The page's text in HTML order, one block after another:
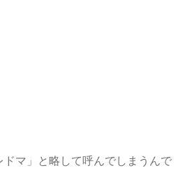
ドマ」と略して呼んでしまうんで